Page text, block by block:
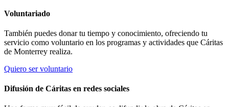
Voluntariado
También puedes donar tu tiempo y conocimiento, ofreciendo tu
servicio como voluntario en los programas y actividades que Cáritas
de Monterrey realiza.
Quiero ser voluntario
Difusión de Cáritas en redes sociales